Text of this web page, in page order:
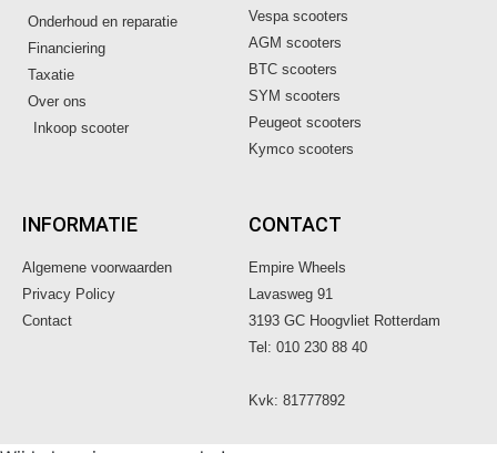
Onderhoud en reparatie
Financiering
Taxatie
Over ons
Inkoop scooter
Vespa scooters
AGM scooters
BTC scooters
SYM scooters
Peugeot scooters
Kymco scooters
INFORMATIE
Algemene voorwaarden
Privacy Policy
Contact
CONTACT
Empire Wheels
Lavasweg 91
3193 GC Hoogvliet Rotterdam
Tel: 010 230 88 40
Kvk: 81777892